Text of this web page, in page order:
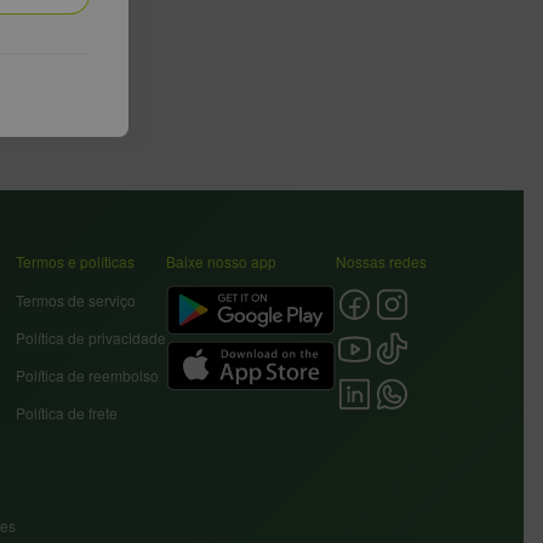
Termos e políticas
Termos de serviço
Política de privacidade
Política de reembolso
Política de frete
Baixe nosso app Nossas redes